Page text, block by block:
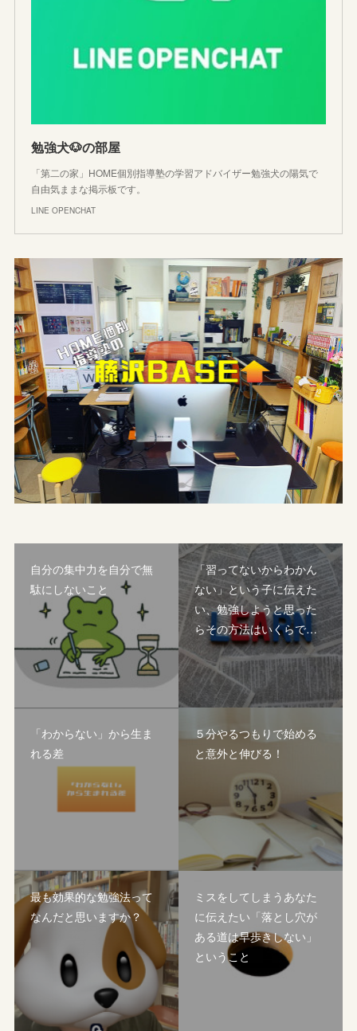
勉強犬🐶の部屋
「第二の家」HOME個別指導塾の学習アドバイザー勉強犬の陽気で
自由気ままな掲示板です。
LINE OPENCHAT
自分の集中力を自分で無
駄にしないこと
「習ってないからわかん
ない」という子に伝えた
い、勉強しようと思った
らその方法はいくらで…
「わからない」から生ま
れる差
５分やるつもりで始める
と意外と伸びる！
最も効果的な勉強法って
なんだと思いますか？
ミスをしてしまうあなた
に伝えたい「落とし穴が
ある道は早歩きしない」
ということ